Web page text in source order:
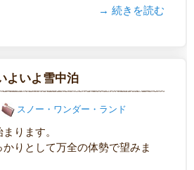
→ 続きを読む
よいよ雪中泊
スノー・ワンダー・ランド
ります。
りとして万全の体勢で望みま